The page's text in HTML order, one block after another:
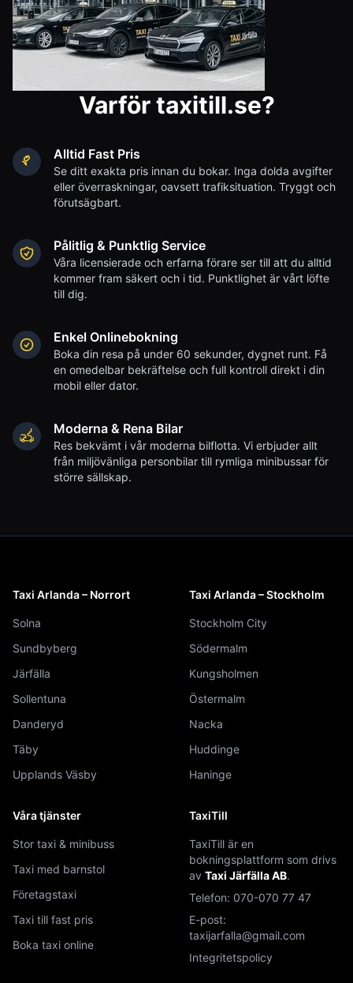
Varför taxitill.se?
Alltid Fast Pris
Se ditt exakta pris innan du bokar. Inga dolda avgifter
eller överraskningar, oavsett trafiksituation. Tryggt och
förutsägbart.
Pålitlig & Punktlig Service
Våra licensierade och erfarna förare ser till att du alltid
kommer fram säkert och i tid. Punktlighet är vårt löfte
till dig.
Enkel Onlinebokning
Boka din resa på under 60 sekunder, dygnet runt. Få
en omedelbar bekräftelse och full kontroll direkt i din
mobil eller dator.
Moderna & Rena Bilar
Res bekvämt i vår moderna bilflotta. Vi erbjuder allt
från miljövänliga personbilar till rymliga minibussar för
större sällskap.
Taxi Arlanda – Norrort
Solna
Sundbyberg
Järfälla
Sollentuna
Danderyd
Täby
Upplands Väsby
Taxi Arlanda – Stockholm
Stockholm City
Södermalm
Kungsholmen
Östermalm
Nacka
Huddinge
Haninge
Våra tjänster
Stor taxi & minibuss
Taxi med barnstol
Företagstaxi
Taxi till fast pris
Boka taxi online
TaxiTill
TaxiTill är en
bokningsplattform som drivs
av Taxi Järfälla AB.
Telefon: 070-070 77 47
E-post:
taxijarfalla@gmail.com
Integritetspolicy